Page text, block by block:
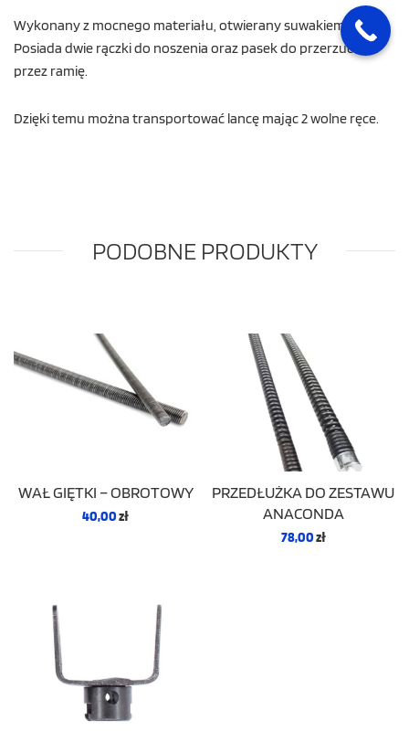
Wykonany z mocnego materiału, otwierany suwakiem.
Posiada dwie rączki do noszenia oraz pasek do przerzucenia
przez ramię.
Dzięki temu można transportować lancę mając 2 wolne ręce.
PODOBNE PRODUKTY
WAŁ GIĘTKI – OBROTOWY
40,00zł
PRZEDŁUŻKA DO ZESTAWU
ANACONDA
78,00zł